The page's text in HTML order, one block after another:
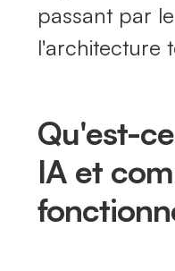
passant par
l'architecture
Qu'est-
IA et